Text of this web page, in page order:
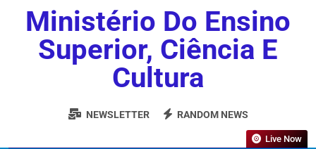
Ministério Do Ensino
Superior, Ciência E
Cultura
NEWSLETTER RANDOM NEWS
Live Now